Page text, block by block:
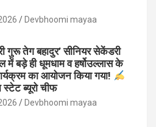
Devbhoomi mayaa
गुरू तेग बहादुर’ सीनियर सेकेंडरी
में बड़े ही धूमधाम व हर्षोउल्लास के
का आयोजन किया गया!
स्टेट ब्यूरो चीफ
Devbhoomi mayaa